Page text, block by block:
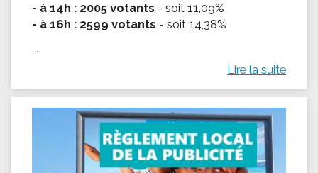
- à 14h : 2005 votants - soit 11,09%
- à 16h : 2599 votants - soit 14,38%
...
Lire la suite